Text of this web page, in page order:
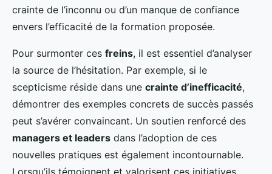
crainte de l’inconnu ou d’un manque de confiance
envers l’efficacité de la formation proposée.
Pour surmonter ces freins, il est essentiel d’analyser
la source de l’hésitation. Par exemple, si le
scepticisme réside dans une crainte d’inefficacité,
démontrer des exemples concrets de succès passés
peut s’avérer convaincant. Un soutien renforcé des
managers et leaders dans l’adoption de ces
nouvelles pratiques est également incontournable.